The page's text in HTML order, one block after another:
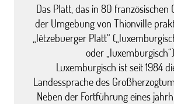
Das Platt, das in 80 französischen
der Umgebung von Thionville
„lëtzebuerger Platt“
oder
Luxemburgisch ist seit 1984
Landessprache des
Neben der Fortführung eines